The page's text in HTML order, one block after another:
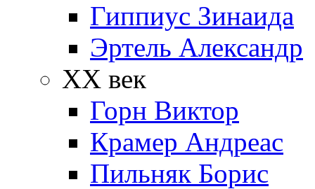
Гиппиус Зинаида
Эртель Александр
XX век
Горн Виктор
Крамер Андреас
Пильняк Борис